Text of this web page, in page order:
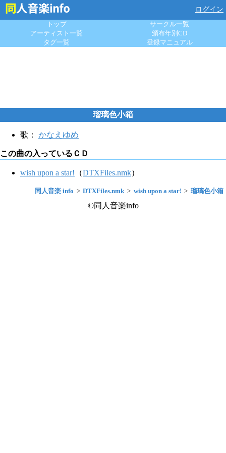
ログイン
トップ
サークル一覧
アーティスト一覧
頒布年別CD
タグ一覧
登録マニュアル
瑠璃色小箱
歌： かなえゆめ
この曲の入っているＣＤ
wish upon a star! （DTXFiles.nmk）
同人音楽 info DTXFiles.nmk wish upon a star! 瑠璃色小箱
©同人音楽info